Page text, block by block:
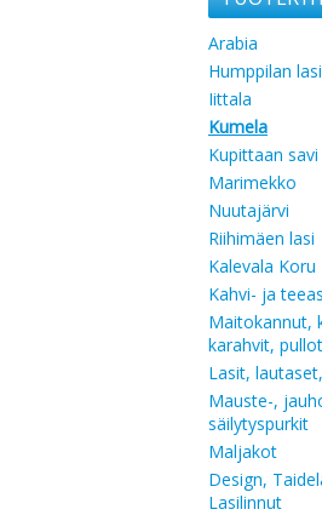
Arabia
Humppilan lasi
Iittala
Kumela
Kupittaan savi
Marimekko
Nuutajärvi
Riihimäen lasi
Kalevala Koru
Kahvi- ja
Maitokannut,
karahvit, pullot
Lasit,
Mauste-,
säilytyspurkit
Maljakot
Design,
Lasilinnut